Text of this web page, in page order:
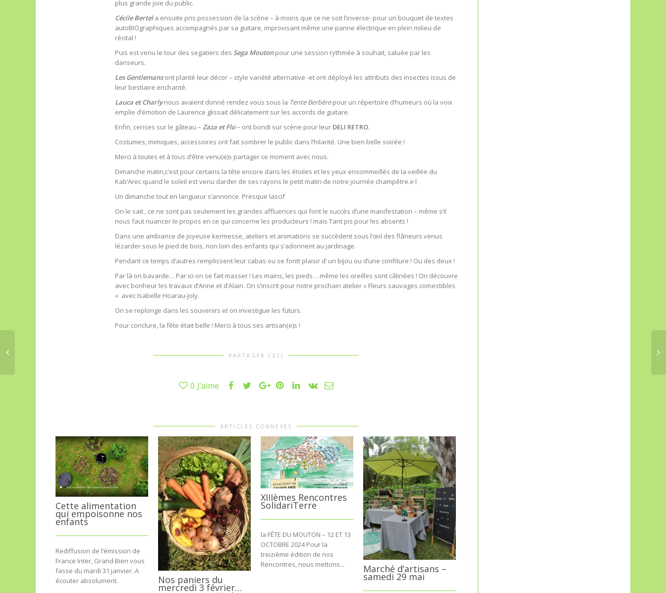
plus grande joie du public.
Cécile Bertela ensuite pris possession de la scène – à moins que ce ne soit l’inverse- pour un bouquet de textes
autoBIOgraphiques accompagnés par sa guitare, improvisant même une panne électrique en plein milieu de
récital !
Puis est venu le tour des segatiers des Sega Moutonpour une session rythmée à souhait, saluée par les
danseurs.
Les Gentlemansont planté leur décor – style variété alternative -et ont déployé les attributs des insectes issus de
leur bestiaire enchanté.
Lauca et Charlynous avaient donné rendez vous sous la Tente Berbèrepour un répertoire d’humeurs où la voix
emplie d’émotion de Laurence glissait délicatement sur les accords de guitare.
Enfin, cerises sur le gâteau – Zaza et Flo– ont bondi sur scène pour leur DELI RETRO.
Costumes, mimiques, accessoires ont fait sombrer le public dans l’hilarité. Une bien belle soirée !
Merci à toutes et à tous d’être venu(e)s partager ce moment avec nous.
Dimanche matin,c’est pour certains la tête encore dans les étoiles et les yeux ensommeillés de la veillée du
Kab’Arec quand le soleil est venu darder de ses rayons le petit matin de notre journée champêtre.e l
Un dimanche tout en langueur s’annonce. Presque lascif
On le sait , ce ne sont pas seulement les grandes affluences qui font le succès d’une manifestation – même s’il
nous faut nuancer le propos en ce qui concerne les producteurs ! mais Tant pis pour les absents !
Dans une ambiance de joyeuse kermesse, ateliers et animations se succèdent sous l’œil des flâneurs venus
lézarder sous le pied de bois, non loin des enfants qui s’adonnent au jardinage.
Pendant ce temps d’autres remplissent leur cabas ou se fontt plaisir d’ un bijou ou d’une confiture ! Ou des deux !
Par là on bavarde… Par ici on se fait masser ! Les mains, les pieds… même les oreilles sont câlinées ! On découvre
avec bonheur les travaux d’Anne et d’Alain. On s’inscrit pour notre prochain atelier « Fleurs sauvages comestibles
« avec Isabelle Hoarau-Joly.
On se replonge dans les souvenirs et on investigue les futurs.
Pour conclure, la fête était belle ! Merci à tous ses artisan(e)s !
PARTAGER CECI
0 J’aime
ARTICLES CONNEXES
Cette alimentation
qui empoisonne nos
enfants
Rediffusion de l’émission de
France Inter, Grand Bien vous
fasse du mardi 31 janvier. A
écouter absolument.
Nos paniers du
mercredi 3 février…
XIIIèmes Rencontres
SolidariTerre
la FÊTE DU MOUTON – 12 ET 13
OCTOBRE 2024 Pour la
treizième édition de nos
Rencontres, nous mettons...
Marché d’artisans –
samedi 29 mai